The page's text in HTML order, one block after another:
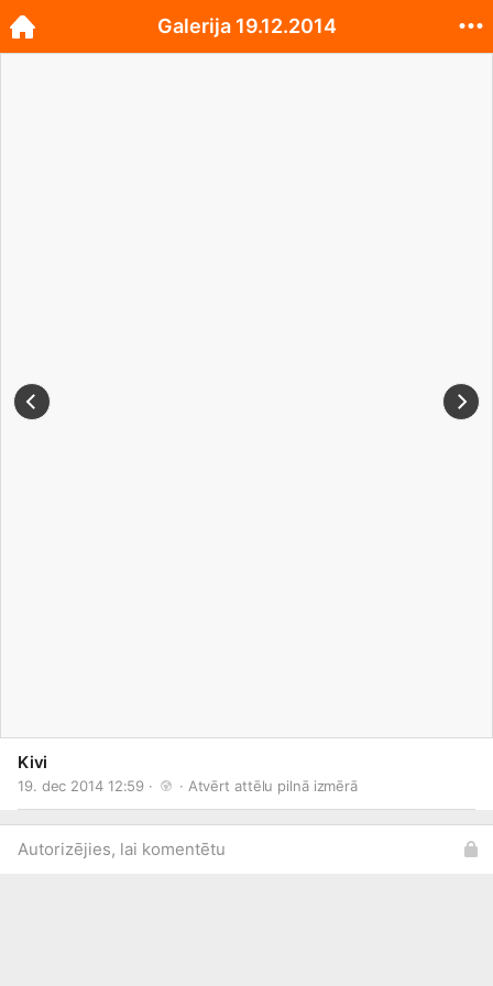
Kivi
19. dec 2014 12:59 · · Atvērt attēlu pilnā izmērā
Autorizējies, lai komentētu
Galerija 19.12.2014